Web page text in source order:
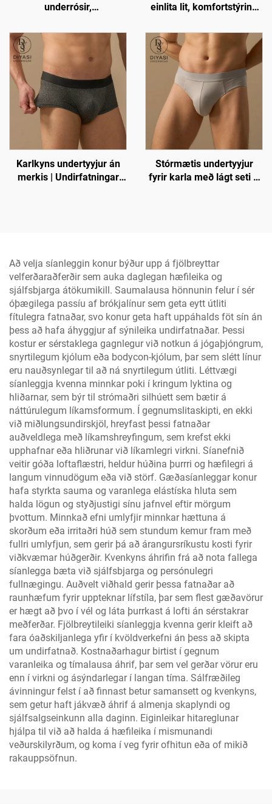
underrósir,
sérsniðnum logó, stytt
einlita lit, komfortstýring
Karlkyns undertyyjur án
merkis | Undirfatningar
Stórmætis undertyyjur
fyrir karla með lágt seti –
Að velja síanleggin konur býður upp á fjölbreyttar
velferðaraðferðir sem auka daglegan hæfileika og
sjálfsbjarga átökumikill. Saumalausa hönnunin felur í sér
óþægilega passíu af brókjalínur sem geta eytt útliti
fítulegra fatnaðar, svo konur geta haft uppáhalds föt sín án
þess að hafa áhyggjur af sýnileika undirfatnaðar. Þessi
kostur er sérstaklega gagnlegur við notkun á jógaþjóngrum,
snyrtilegum kjólum eða bodycon-kjólum, þar sem slétt línur
eru nauðsynlegar til að ná snyrtilegum útliti. Léttvægi
síanleggja kvenna minnkar poki í kringum lyktina og
hliðarnar, sem býr til strómaðri silhúett sem bætir á
náttúrulegum líkamsformum. Í gegnumslitaskipti, en ekki
við miðlungsundirskjöl, hreyfast þessi fatnaðar
auðveldlega með líkamshreyfingum, sem krefst ekki
upphafnar eða hliðrunar við líkamlegri virkni. Síanefnið
veitir góða loftaflæstri, heldur húðina þurrri og hæfilegri á
langum vinnudögum eða við störf. Gæðasíanleggar konur
hafa styrkta sauma og varanlega elástíska hluta sem
halda lögun og styðjustigi sínu jafnvel eftir mörgum
þvottum. Minnkað efni umlyfjir minnkar hættuna á
skorðum eða irritaðri húð sem stundum kemur fram með
fullri umlyfjun, sem gerir þá að árangursríkustu kosti fyrir
viðkvæmar húðgerðir. Kvenkyns áhrifin frá að nota fallega
síanlegga bæta við sjálfsbjarga og persónulegri
fullnægingu. Auðvelt viðhald gerir þessa fatnaðar að
raunhæfum fyrir uppteknar lífstíla, þar sem flest gæðavörur
er hægt að þvo í vél og láta þurrkast á lofti án sérstakrar
meðferðar. Fjölbreytileiki síanleggja kvenna gerir kleift að
fara óaðskiljanlega yfir í kvöldverkefni án þess að skipta
um undirfatnað. Kostnaðarhagur birtist í gegnum
varanleika og tímalausa áhrif, þar sem vel gerðar vörur eru
enn í virkni og ásýndarlegar í langan tíma. Sálfræðileg
ávinningur felst í að finnast betur samansett og kvenkyns,
sem getur haft jákvæð áhrif á almenja skaplyndi og
sjálfsalgseinkunn alla daginn. Eiginleikar hitareglunar
hjálpa til við að halda á hæfileika í mismunandi
veðurskilyrðum, og koma í veg fyrir ofhitun eða of mikið
rakauppsöfnun.